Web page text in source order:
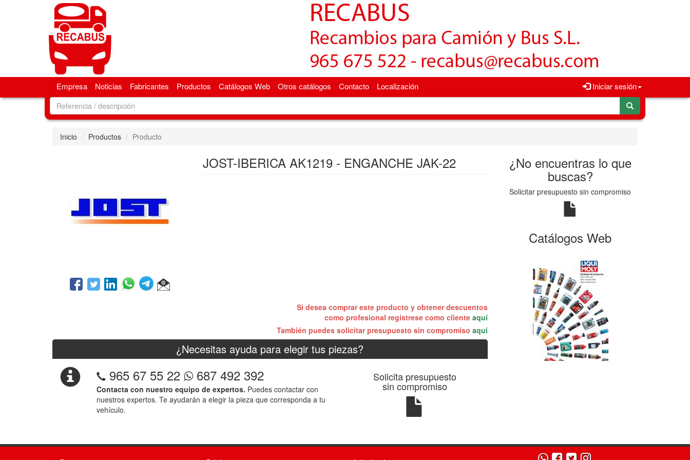
Iniciar sesión
Empresa Noticias Fabricantes Productos Catálogos Web Otros catálogos Contacto Localización
Inicio Productos Producto
JOST-IBERICA AK1219 - ENGANCHE JAK-22
Si desea comprar este producto y obtener descuentos
como profesional regístrese como cliente aquí
También puedes solicitar presupuesto sin compromiso aquí
¿Necesitas ayuda para elegir tus piezas?
965 67 55 22 687 492 392
Contacta con nuestro equipo de expertos. Puedes contactar con
nuestros expertos. Te ayudarán a elegir la pieza que corresponda a tu
vehículo.
Solicita presupuesto
sin compromiso
¿No encuentras lo que
buscas?
Solicitar presupuesto sin compromiso
Catálogos Web